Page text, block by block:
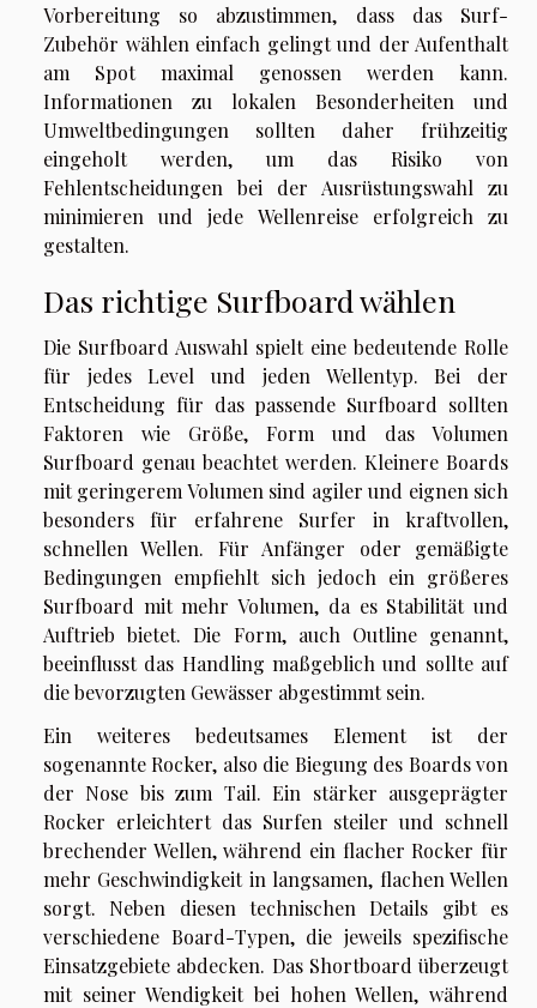
Vorbereitung so abzustimmen, dass das Surf-
Zubehör wählen einfach gelingt und der Aufenthalt
am Spot maximal genossen werden kann.
Informationen zu lokalen Besonderheiten und
Umweltbedingungen sollten daher frühzeitig
eingeholt werden, um das Risiko von
Fehlentscheidungen bei der Ausrüstungswahl zu
minimieren und jede Wellenreise erfolgreich zu
gestalten.
Das richtige Surfboard wählen
Die Surfboard Auswahl spielt eine bedeutende Rolle
für jedes Level und jeden Wellentyp. Bei der
Entscheidung für das passende Surfboard sollten
Faktoren wie Größe, Form und das Volumen
Surfboard genau beachtet werden. Kleinere Boards
mit geringerem Volumen sind agiler und eignen sich
besonders für erfahrene Surfer in kraftvollen,
schnellen Wellen. Für Anfänger oder gemäßigte
Bedingungen empfiehlt sich jedoch ein größeres
Surfboard mit mehr Volumen, da es Stabilität und
Auftrieb bietet. Die Form, auch Outline genannt,
beeinflusst das Handling maßgeblich und sollte auf
die bevorzugten Gewässer abgestimmt sein.
Ein weiteres bedeutsames Element ist der
sogenannte Rocker, also die Biegung des Boards von
der Nose bis zum Tail. Ein stärker ausgeprägter
Rocker erleichtert das Surfen steiler und schnell
brechender Wellen, während ein flacher Rocker für
mehr Geschwindigkeit in langsamen, flachen Wellen
sorgt. Neben diesen technischen Details gibt es
verschiedene Board-Typen, die jeweils spezifische
Einsatzgebiete abdecken. Das Shortboard überzeugt
mit seiner Wendigkeit bei hohen Wellen, während